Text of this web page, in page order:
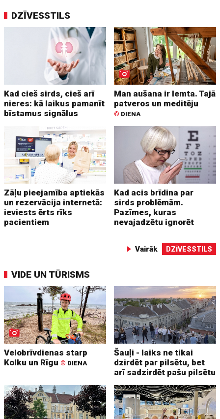
DZĪVESSTILS
Kad cieš sirds, cieš arī
nieres: kā laikus pamanīt
bīstamus signālus
Man aušana ir lemta. Tajā
patveros un meditēju
© DIENA
Zāļu pieejamība aptiekās
un rezervācija internetā:
ieviests ērts rīks
pacientiem
Kad acis brīdina par
sirds problēmām.
Pazīmes, kuras
nevajadzētu ignorēt
Vairāk DZĪVESSTILS
VIDE UN TŪRISMS
Velobrīvdienas starp
Kolku un Rīgu © DIENA
Šauļi - laiks ne tikai
dzirdēt par pilsētu, bet
arī sadzirdēt pašu pilsētu